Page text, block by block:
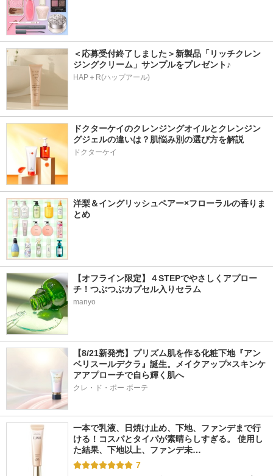
＜応募受付終了しました＞新製品「リッチクレン
ジングクリーム」サンプルをプレゼント♪
HAP＋R(ハップアール)
ドクターケイのクレンジングオイルとクレンジン
グジェルの違いは？肌悩み別の選び方を解説
ドクターケイ
洋梨＆イングリッシュペアー×フローラルの香りま
とめ
【オフライン限定】４STEPでやさしくアプロー
チ！つぶつぶカプセル入りセラム
manyo
【8/21新発売】プリズム肌を作る化粧下地『アン
ベリスールデクラ』誕生。メイクアップ×スキンケ
アアプローチで自ら輝く肌へ
クレ・ド・ポー ボーテ
一本で乳液、日焼け止め、下地、ファンデまで行
ける！コスパとタイパが素晴らしすぎる。 使用し
た結果、下地以上、ファンデ未…
7